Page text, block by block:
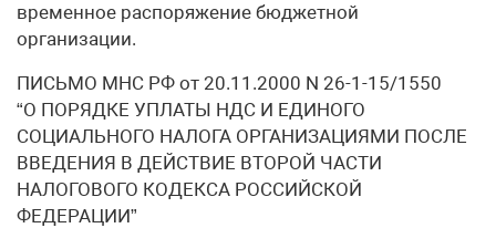
временное распоряжение бюджетной
организации.
ПИСЬМО МНС РФ от 20.11.2000 N 26-1-15/1550
“О ПОРЯДКЕ УПЛАТЫ НДС И ЕДИНОГО
СОЦИАЛЬНОГО НАЛОГА ОРГАНИЗАЦИЯМИ ПОСЛЕ
ВВЕДЕНИЯ В ДЕЙСТВИЕ ВТОРОЙ ЧАСТИ
НАЛОГОВОГО КОДЕКСА РОССИЙСКОЙ
ФЕДЕРАЦИИ”